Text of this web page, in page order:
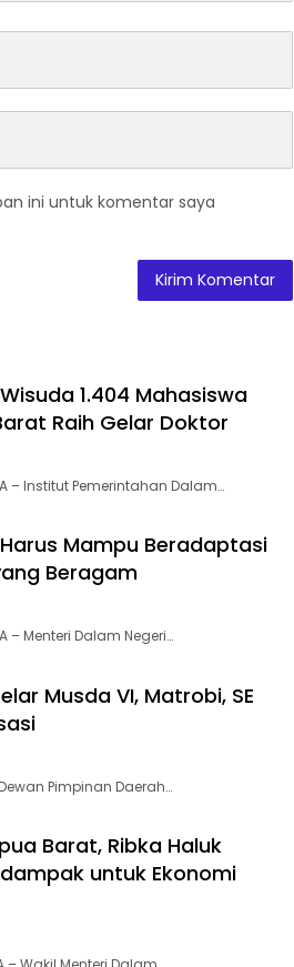
ini untuk komentar saya
1.404 Mahasiswa
Raih Gelar Doktor
– Institut Pemerintahan Dalam…
Mampu Beradaptasi
Beragam
– Menteri Dalam Negeri…
Musda VI, Matrobi, SE
Dewan Pimpinan Daerah…
Barat, Ribka Haluk
untuk Ekonomi